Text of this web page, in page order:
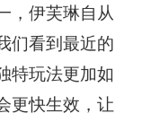
，伊芙琳自从
们看到最近的
特玩法更加如
更快生效，让